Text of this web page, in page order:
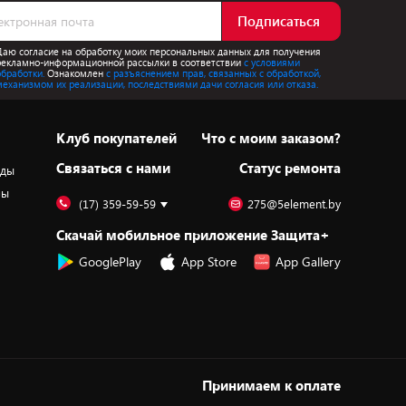
Подписаться
согласие на обработку моих персональных данных для получения
информационной рассылки в соответствиис условиями
Ознакомлен с разъяснением прав, связанных с обработкой,
их реализации, последствиями дачи согласия или отказа.
Клуб покупателей
Cвязаться с нами
Что с моим заказом?
Статус ремонта
(17) 359-59-59 275@5element.by
Скачай мобильное приложение Защита+
GooglePlay App Store App Gallery
Принимаем к оплате